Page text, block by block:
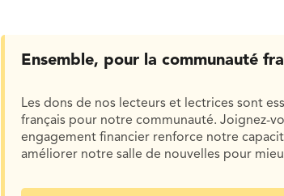
Ensemble, pour la communauté
Les dons de nos lecteurs et lectrices sont
français pour notre communauté. Joignez-
engagement financier renforce notre
améliorer notre salle de nouvelles pour